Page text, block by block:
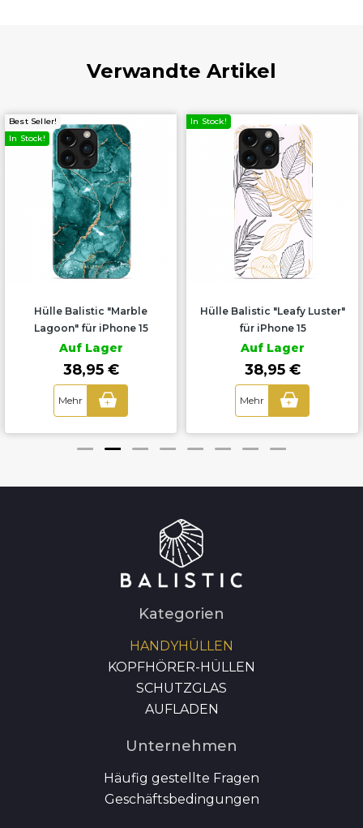
Verwandte Artikel
In Stock!
Best Seller!
Hülle Balistic "Marble
Lagoon" für iPhone 15
Auf Lager
38,95 €
Mehr +
In Stock!
Hülle Balistic "Leafy Luster"
für iPhone 15
Auf Lager
38,95 €
Mehr +
Kategorien
HANDYHÜLLEN
KOPFHÖRER-HÜLLEN
SCHUTZGLAS
AUFLADEN
Unternehmen
Häufig gestellte Fragen
Geschäftsbedingungen